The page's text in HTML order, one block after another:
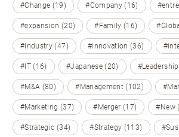
#Change (19) #Company (16)
#expansion (20) #Family (16)
#industry (47) #innovation (36)
#IT (16) #Japanese (20)
#M&A (80) #Management (102)
#Marketing (37) #Merger (17) #New
#Strategic (34) #Strategy (113)